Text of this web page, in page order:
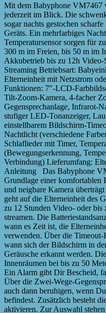
Mit dem Babyphone VM7467
jederzeit im Blick. Die
sogar nachts gestochen
Geräts. Ein mehrfarbiges
Temperatursensor sorgen für
300 m im Freien, bis 50 m im
Akkubetrieb bis zu 12h
Streaming Betriebsart:
Elterneinheit mit Netzstrom
Funktionen: 7″-LCD-
Tilt-Zoom-Kamera, 4-facher
Gegensprechanlage, Infrarot-
stufiger LED-Tonanzeiger,
einstellbarem Bildschirm-
Nachtlicht (verschiedene
Schlaflieder mit Timer,
(Bewegungserkennung,
Verbindung) Lieferumfang:
Anleitung Das Babyphone
Grundlage einer
und neigbare Kamera
geht auf die Elterneinheit des
zu 12 Stunden Video- oder
streamen. Die
wann es Zeit ist, die
verwenden. Über die
wann sich der Bildschirm in
Geräusche erkannt werden.
Innenräumen bei bis zu 50
Ein Alarm gibt Dir Bescheid,
Über die Zwei-Wege-
auch dann beruhigen, wenn
befindest. Zusätzlich besteht
aktivieren. Zur Auswahl